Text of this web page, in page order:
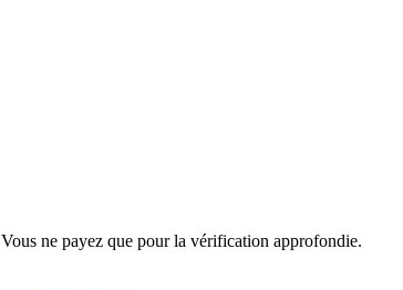
Vous ne payez que pour la vérification approfondie.